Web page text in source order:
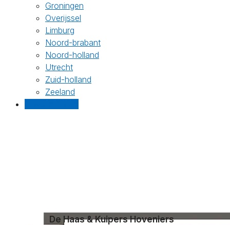
Groningen
Overijssel
Limburg
Noord-brabant
Noord-holland
Utrecht
Zuid-holland
Zeeland
De Haas & Kuipers Hoveniers